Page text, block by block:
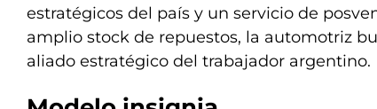
estratégicos del país y un servicio de
amplio stock de repuestos, la automotriz
aliado estratégico del trabajador argentino.